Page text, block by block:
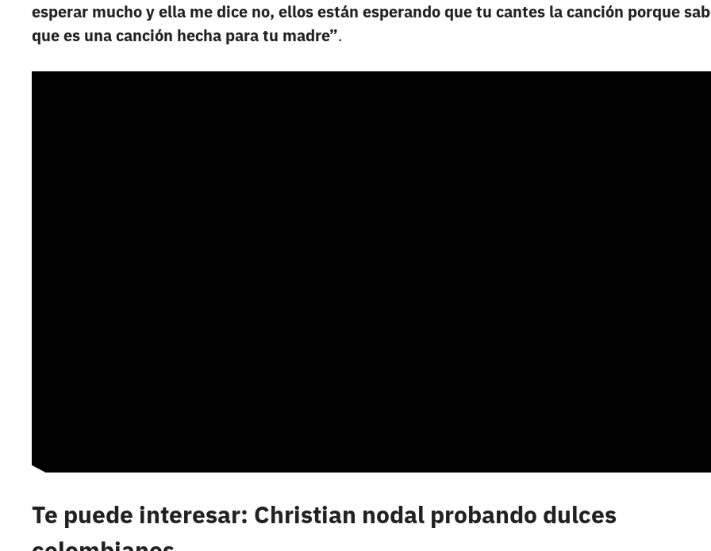
esperar mucho y ella me dice no, ellos están esperando que tu cantes la canción porque
que es una canción hecha para tu madre”.
Te puede interesar: Christian nodal probando dulces